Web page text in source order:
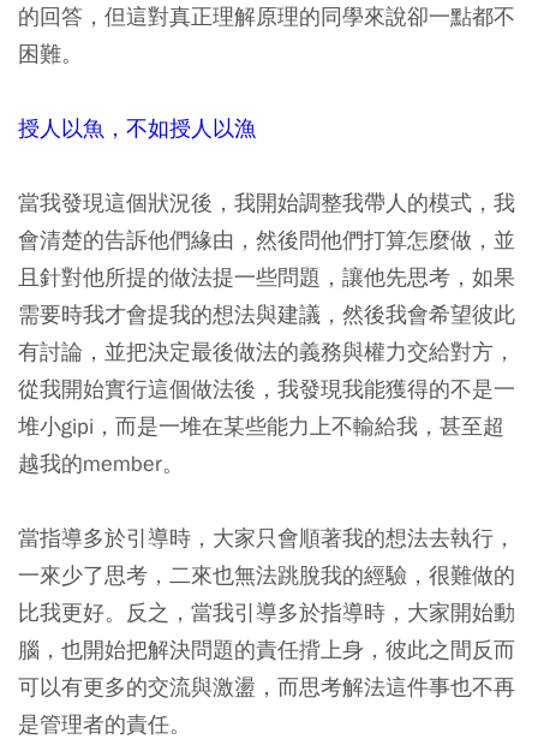
的回答，但這對真正理解原理的同學來說卻一點都不
困難。
授人以魚，不如授人以漁
當我發現這個狀況後，我開始調整我帶人的模式，我
會清楚的告訴他們緣由，然後問他們打算怎麼做，並
且針對他所提的做法提一些問題，讓他先思考，如果
需要時我才會提我的想法與建議，然後我會希望彼此
有討論，並把決定最後做法的義務與權力交給對方，
從我開始實行這個做法後，我發現我能獲得的不是一
堆小gipi，而是一堆在某些能力上不輸給我，甚至超
越我的member。
當指導多於引導時，大家只會順著我的想法去執行，
一來少了思考，二來也無法跳脫我的經驗，很難做的
比我更好。反之，當我引導多於指導時，大家開始動
腦，也開始把解決問題的責任揹上身，彼此之間反而
可以有更多的交流與激盪，而思考解法這件事也不再
是管理者的責任。